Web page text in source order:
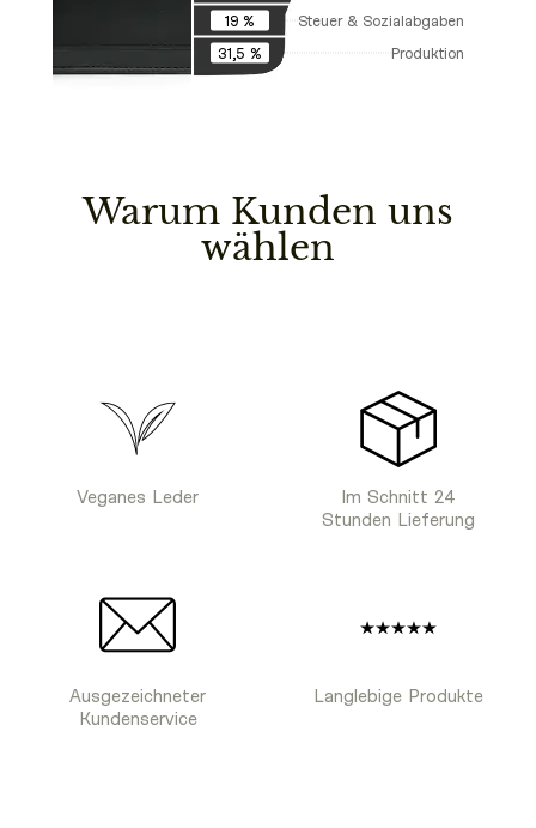
19 %
Steuer & Sozialabgaben
31,5 %
Produktion
Warum Kunden uns
wählen
Veganes Leder
Im Schnitt 24
Stunden Lieferung
Ausgezeichneter
Kundenservice
Langlebige Produkte